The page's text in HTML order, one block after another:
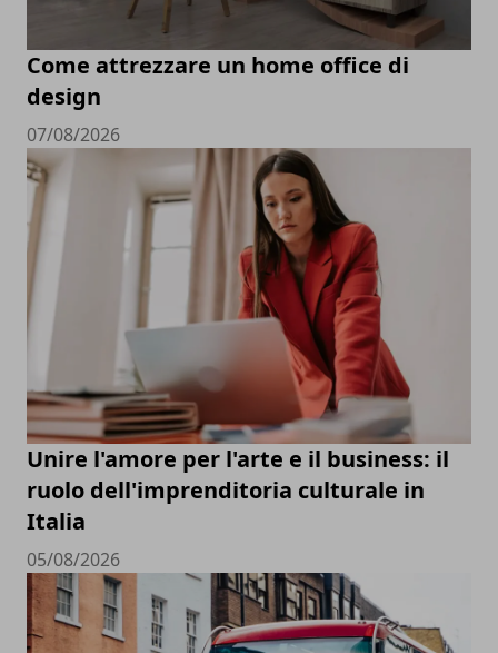
Come attrezzare un home office di
design
07/08/2026
Unire l'amore per l'arte e il business: il
ruolo dell'imprenditoria culturale in
Italia
05/08/2026